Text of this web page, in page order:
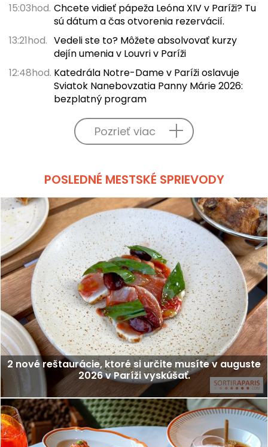
15:03hod. Chcete vidieť pápeža Leóna XIV v Paríži? Tu
sú dátum a čas otvorenia rezervácií.
13:21hod. Vedeli ste to? Môžete absolvovať kurzy
dejín umenia v Louvri v Paríži
12:48hod. Katedrála Notre-Dame v Paríži oslavuje
Sviatok Nanebovzatia Panny Márie 2026:
bezplatný program
Pozrieť viac
POSLEDNÉ MESTSKÉ SPRIEVODY
2 nové reštaurácie, ktoré si určite musíte v auguste
2026 v Paríži vyskúšať.